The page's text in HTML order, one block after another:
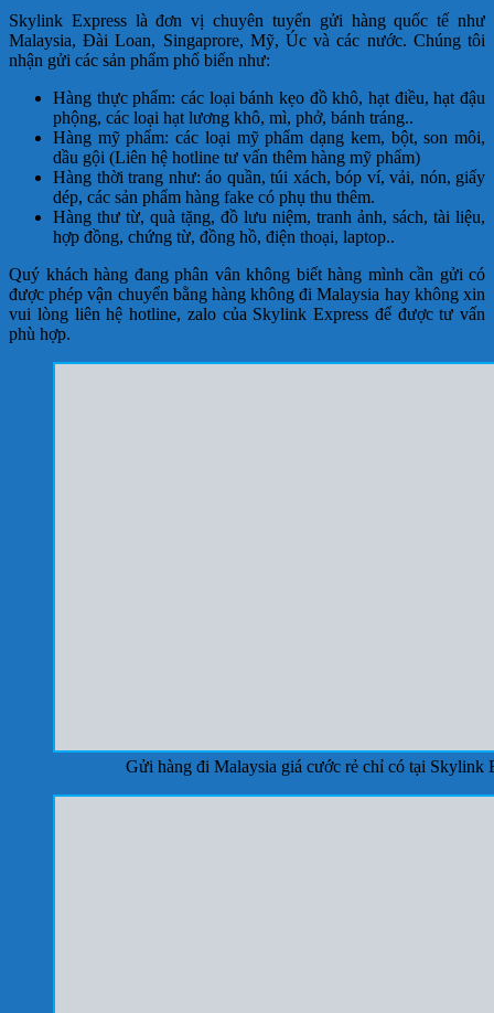
Skylink Express là đơn vị chuyên tuyến gửi hàng quốc tế như
Malaysia, Đài Loan, Singaprore, Mỹ, Úc và các nước. Chúng tôi
nhận gửi các sản phẩm phổ biến như:
Hàng thực phẩm: các loại bánh kẹo đồ khô, hạt điều, hạt đậu
phộng, các loại hạt lương khô, mì, phở, bánh tráng..
Hàng mỹ phẩm: các loại mỹ phẩm dạng kem, bột, son môi,
dầu gội (Liên hệ hotline tư vấn thêm hàng mỹ phẩm)
Hàng thời trang như: áo quần, túi xách, bóp ví, vải, nón, giấy
dép, các sản phẩm hàng fake có phụ thu thêm.
Hàng thư từ, quà tặng, đồ lưu niệm, tranh ảnh, sách, tài liệu,
hợp đồng, chứng từ, đồng hồ, điện thoại, laptop..
Quý khách hàng đang phân vân không biết hàng mình cần gửi có
được phép vận chuyển bằng hàng không đi Malaysia hay không xin
vui lòng liên hệ hotline, zalo của Skylink Express để được tư vấn
phù hợp.
Gửi hàng đi Malaysia giá cước rẻ chỉ có tại Skylink